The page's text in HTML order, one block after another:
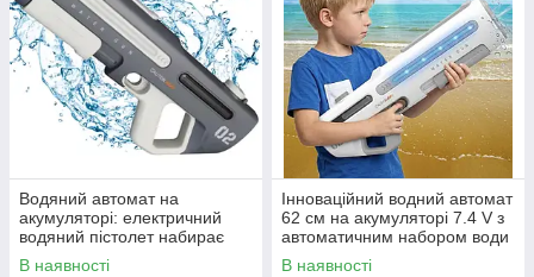
Водяний автомат на
акумуляторі: електричний
водяний пістолет набирає
воду з підсвічуванням
В наявності
Інноваційний водний автомат
62 см на акумуляторі 7.4 V з
автоматичним набором води
та LED-підсвіткою
В наявності